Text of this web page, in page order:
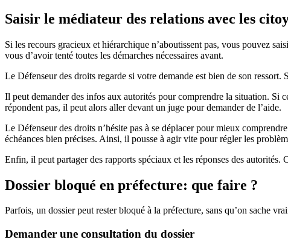
Saisir le médiateur des relations avec les
Si les recours gracieux et hiérarchique n’aboutissent pas, vous pouvez
vous d’avoir tenté toutes les démarches nécessaires avant.
Le Défenseur des droits regarde si votre demande est bien de son
Il peut demander des infos aux autorités pour comprendre la situation. Si
répondent pas, il peut alors aller devant un juge pour demander de l’aide.
Le Défenseur des droits n’hésite pas à se déplacer pour mieux
échéances bien précises. Ainsi, il pousse à agir vite pour régler les
Enfin, il peut partager des rapports spéciaux et les réponses des
Dossier bloqué en préfecture: que faire ?
Parfois, un dossier peut rester bloqué à la préfecture, sans qu’on sache
Demander une consultation du dossier